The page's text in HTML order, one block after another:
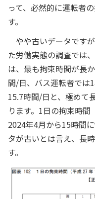
って、必然的に運転者
す。
やや古いデータです
た労働実態の調査では
は、最も拘束時間が長
間/日、バス運転者では
15.7時間/日と、極めて
ります。1日の拘束時
2024年4月から15時間
タが古いとは言え、長
す。